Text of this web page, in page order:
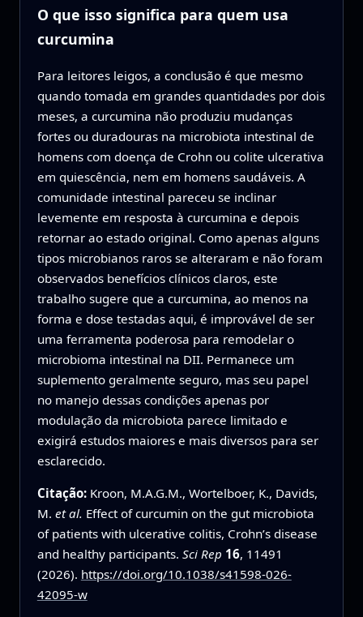
O que isso significa para quem usa
curcumina
Para leitores leigos, a conclusão é que mesmo
quando tomada em grandes quantidades por dois
meses, a curcumina não produziu mudanças
fortes ou duradouras na microbiota intestinal de
homens com doença de Crohn ou colite ulcerativa
em quiescência, nem em homens saudáveis. A
comunidade intestinal pareceu se inclinar
levemente em resposta à curcumina e depois
retornar ao estado original. Como apenas alguns
tipos microbianos raros se alteraram e não foram
observados benefícios clínicos claros, este
trabalho sugere que a curcumina, ao menos na
forma e dose testadas aqui, é improvável de ser
uma ferramenta poderosa para remodelar o
microbioma intestinal na DII. Permanece um
suplemento geralmente seguro, mas seu papel
no manejo dessas condições apenas por
modulação da microbiota parece limitado e
exigirá estudos maiores e mais diversos para ser
esclarecido.
Citação: Kroon, M.A.G.M., Wortelboer, K., Davids,
M. et al. Effect of curcumin on the gut microbiota
of patients with ulcerative colitis, Crohn’s disease
and healthy participants. Sci Rep 16, 11491
(2026). https://doi.org/10.1038/s41598-026-
42095-w